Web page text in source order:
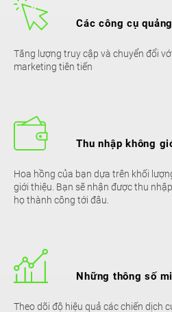
Các công cụ
Tăng lượng truy cập và chuyển đổi
marketing tiên tiến
Thu nhập không
Hoa hồng của bạn dựa trên khối
giới thiệu. Bạn sẽ nhận được thu
họ thành công tới đâu.
Những thông số
Theo dõi độ hiệu quả các chiến dịch